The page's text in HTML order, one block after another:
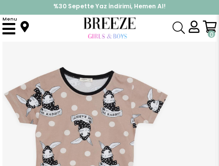
%30 Sepette Yaz İndirimi, Hemen Al!
İndirimlere ek %10 İndirimi Kap, Hemen Üye Ol!
0
Menu
Anasayfa Pijama & İç Giyim ERKEK Pijama Takımı